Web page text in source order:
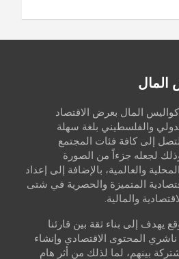
المال
المال بعرض الاقتصاد
والفلسطيني بلغة سهلة
إلى كافة فئات المجتمع
لجعله جزءاً من الصورة
والعالمية، بالإضافة إلى إعداد
المتميزة والحصرية في شتى
والمالية.
يهدف إلى بناء ثقة بين قارئنا
ناشري المحتوى الاقتصادي وإنشاء
بينهم، لما لذلك من أثر هام